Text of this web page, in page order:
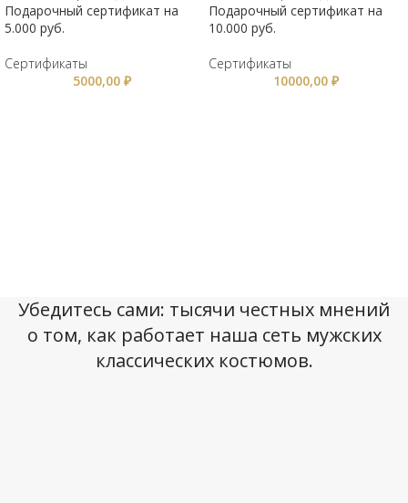
Подарочный сертификат на
5.000 руб.
Сертификаты
5000,00 ₽
Подарочный сертификат на
10.000 руб.
Сертификаты
10000,00 ₽
Убедитесь сами: тысячи честных мнений
о том, как работает наша сеть мужских
классических костюмов.